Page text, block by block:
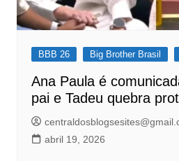
BBB 26 Big Brother Brasil
Ana Paula é
pai e Tadeu quebra
abril 19, 2026